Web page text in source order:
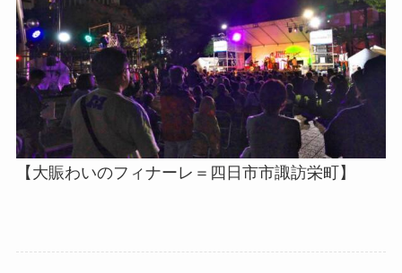
【大賑わいのフィナーレ＝四日市市諏訪栄町】